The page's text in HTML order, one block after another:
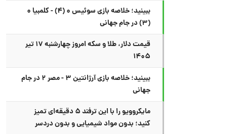
ببینید؛ خلاصه بازی سوئیس ۰ (۴) - کلمبیا ۰
(۳) در جام جهانی
قیمت دلار، طلا و سکه امروز چهارشنبه ۱۷ تیر
۱۴۰۵
ببینید؛ خلاصه بازی آرژانتین ۳ - مصر ۲ در جام
جهانی
مایکروویو را با این ترفند ۵ دقیقه‌ای تمیز
کنید؛ بدون مواد شیمیایی و بدون دردسر